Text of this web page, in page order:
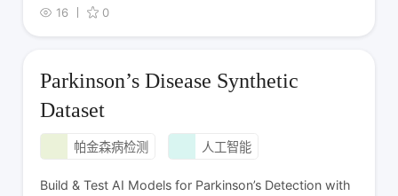
16
0
Parkinson’s Disease Synthetic
Dataset
帕金森病检测 人工智能
Build & Test AI Models for Parkinson’s Detection with